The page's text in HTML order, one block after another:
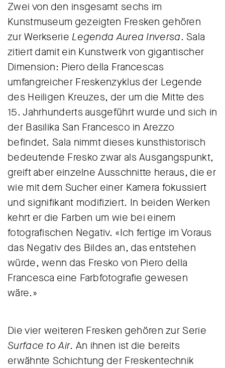
Zwei von den insgesamt sechs im
Kunstmuseum gezeigten Fresken gehören
zur Werkserie Legenda Aurea Inversa. Sala
zitiert damit ein Kunstwerk von gigantischer
Dimension: Piero della Francescas
umfangreicher Freskenzyklus der Legende
des Heiligen Kreuzes, der um die Mitte des
15. Jahrhunderts ausgeführt wurde und sich in
der Basilika San Francesco in Arezzo
befindet. Sala nimmt dieses kunsthistorisch
bedeutende Fresko zwar als Ausgangspunkt,
greift aber einzelne Ausschnitte heraus, die er
wie mit dem Sucher einer Kamera fokussiert
und signifikant modifiziert. In beiden Werken
kehrt er die Farben um wie bei einem
fotografischen Negativ. «Ich fertige im Voraus
das Negativ des Bildes an, das entstehen
würde, wenn das Fresko von Piero della
Francesca eine Farbfotografie gewesen
wäre.»
Die vier weiteren Fresken gehören zur Serie
Surface to Air. An ihnen ist die bereits
erwähnte Schichtung der Freskentechnik